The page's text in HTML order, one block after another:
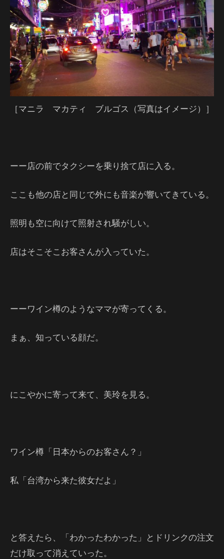
［マニラ マカティ ブルゴス（写真はイメージ）］
ーー店の前でタクシーを乗り捨て店に入る。
ここも他の店と同じで外にも音楽が響いてきている。
照明も空に向けて照射され騒がしい。
店はそこそこお客さんが入っていた。
ーーワイン樽のようなママが寄ってくる。
まぁ、知っている顔だ。
にこやかに寄って来て、美玲を見る。
ワイン樽「日本からのお客さん？」
私「台湾から来た彼女だよ」
と答えたら、「わかったわかった」とドリンクの注文
だけ取って消えていった。